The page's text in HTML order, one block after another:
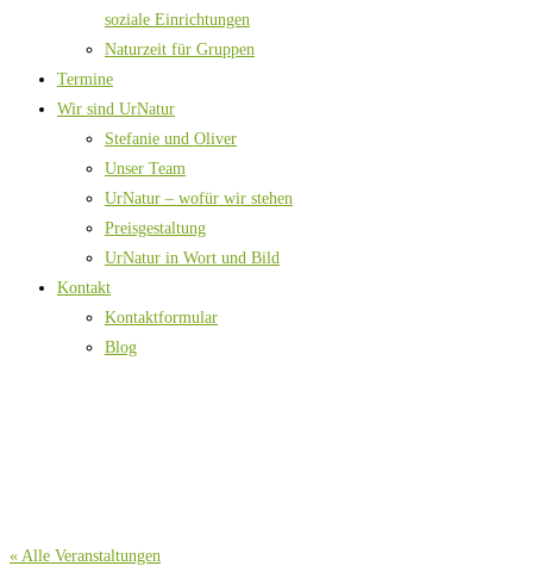
soziale Einrichtungen
Naturzeit für Gruppen
Termine
Wir sind UrNatur
Stefanie und Oliver
Unser Team
UrNatur – wofür wir stehen
Preisgestaltung
UrNatur in Wort und Bild
Kontakt
Kontaktformular
Blog
« Alle Veranstaltungen